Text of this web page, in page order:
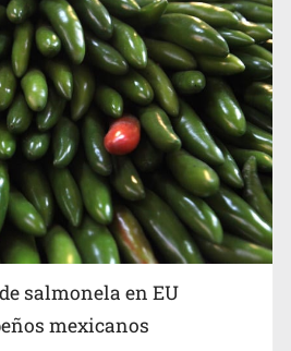
salmonela en EU
mexicanos